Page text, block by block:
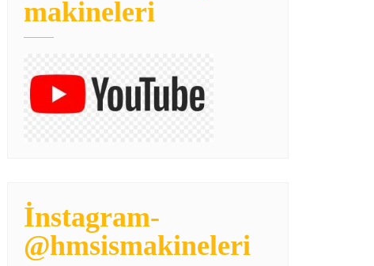
makineleri
İnstagram-
@hmsismakineleri